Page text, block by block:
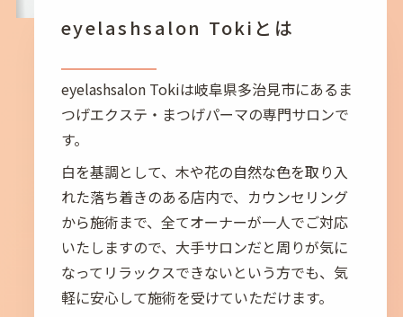
eyelashsalon Tokiとは
eyelashsalon Tokiは岐阜県多治見市にあるま
つげエクステ・まつげパーマの専門サロンで
す。
白を基調として、木や花の自然な色を取り入
れた落ち着きのある店内で、カウンセリング
から施術まで、全てオーナーが一人でご対応
いたしますので、大手サロンだと周りが気に
なってリラックスできないという方でも、気
軽に安心して施術を受けていただけます。